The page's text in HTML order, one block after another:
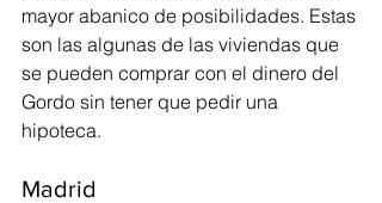
mayor abanico de posibilidades. Estas
son las algunas de las viviendas que
se pueden comprar con el dinero del
Gordo sin tener que pedir una
hipoteca.
Madrid